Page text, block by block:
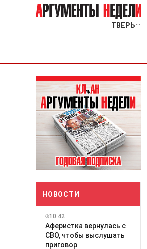
ТВЕРЬ﹀
НОВОСТИ
10:42
Аферистка вернулась с
СВО, чтобы выслушать
приговор